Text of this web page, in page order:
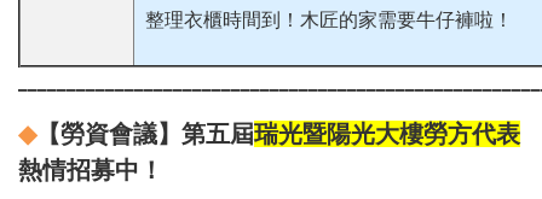
整理衣櫃時間到！木匠的家需要牛仔褲啦！
◆【勞資會議】第五屆瑞光暨陽光大樓勞方代表
熱情招募中！